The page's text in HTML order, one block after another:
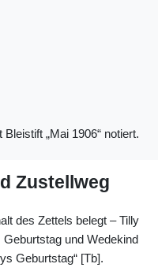
„Mai 1906“ notiert.
Zustellweg
des Zettels belegt – Tilly
und Wedekind
Geburtstag“ [Tb].